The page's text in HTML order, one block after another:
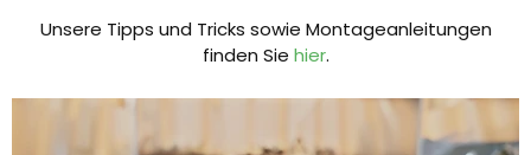
Unsere Tipps und Tricks sowie Montageanleitungen
finden Sie hier.